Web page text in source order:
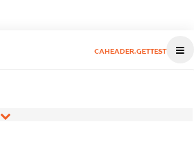
CAHEADER.GETTEST